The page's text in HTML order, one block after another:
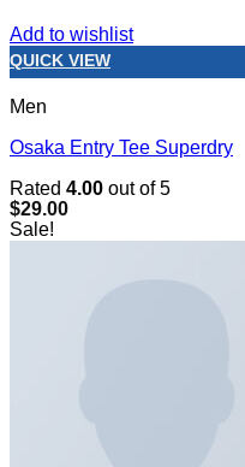
Add to wishlist
QUICK VIEW
Men
Osaka Entry Tee Superdry
Rated 4.00 out of 5
$29.00
Sale!